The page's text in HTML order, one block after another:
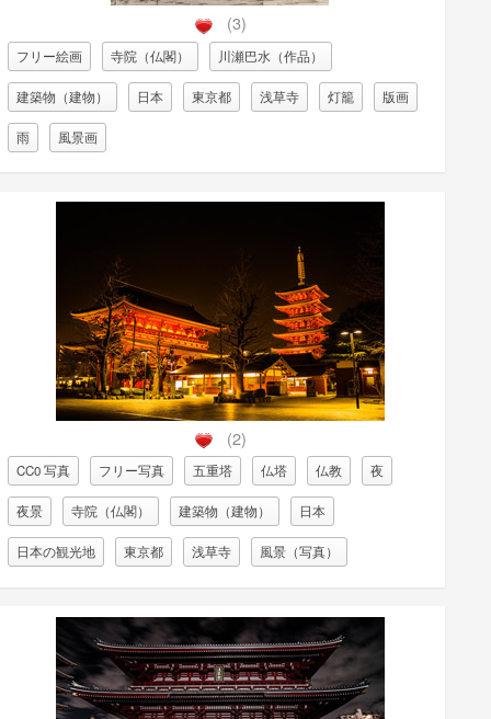
(3)
フリー絵画 寺院（仏閣） 川瀬巴水（作品）
建築物（建物） 日本 東京都 浅草寺 灯籠 版画
雨 風景画
(2)
CC0 写真 フリー写真 五重塔 仏塔 仏教 夜
夜景 寺院（仏閣） 建築物（建物） 日本
日本の観光地 東京都 浅草寺 風景（写真）